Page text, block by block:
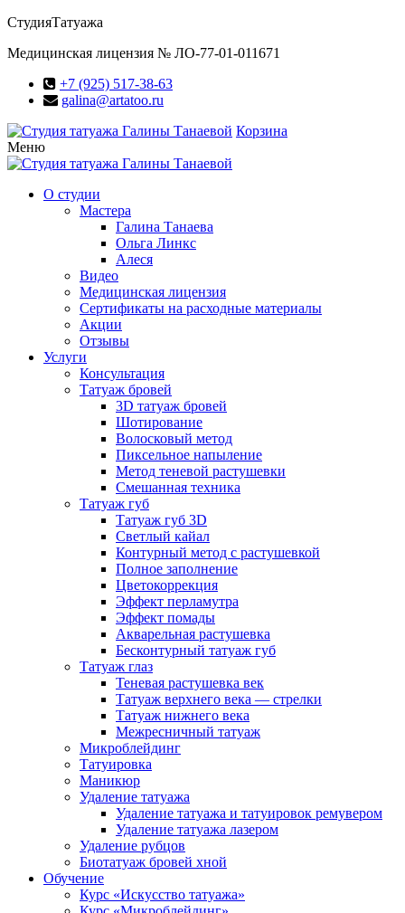
СтудияТатуажа
Медицинская лицензия № ЛО-77-01-011671
+7 (925) 517-38-63
galina@artatoo.ru
Корзина
Меню
О студии
Мастера
Галина Танаева
Ольга Линкс
Алеся
Видео
Медицинская лицензия
Сертификаты на расходные материалы
Акции
Отзывы
Услуги
Консультация
Татуаж бровей
3D татуаж бровей
Шотирование
Волосковый метод
Пиксельное напыление
Метод теневой растушевки
Смешанная техника
Татуаж губ
Татуаж губ 3D
Светлый кайал
Контурный метод с растушевкой
Полное заполнение
Цветокоррекция
Эффект перламутра
Эффект помады
Акварельная растушевка
Бесконтурный татуаж губ
Татуаж глаз
Теневая растушевка век
Татуаж верхнего века — стрелки
Татуаж нижнего века
Межресничный татуаж
Микроблейдинг
Татуировка
Маникюр
Удаление татуажа
Удаление татуажа и татуировок ремувером
Удаление татуажа лазером
Удаление рубцов
Биотатуаж бровей хной
Обучение
Курс «Искусство татуажа»